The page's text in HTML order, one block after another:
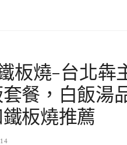
板燒-台北犇
餐，白飯湯
板燒推薦